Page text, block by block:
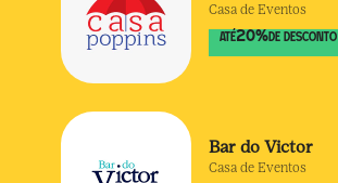
Casa de Eventos
ATÉ20% DE DESCONTO
Bar do Victor
Casa de Eventos